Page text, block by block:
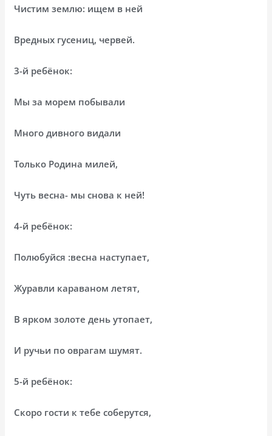
Чистим землю: ищем в ней
Вредных гусениц, червей.
3-й ребёнок:
Мы за морем побывали
Много дивного видали
Только Родина милей,
Чуть весна- мы снова к ней!
4-й ребёнок:
Полюбуйся :весна наступает,
Журавли караваном летят,
В ярком золоте день утопает,
И ручьи по оврагам шумят.
5-й ребёнок:
Скоро гости к тебе соберутся,